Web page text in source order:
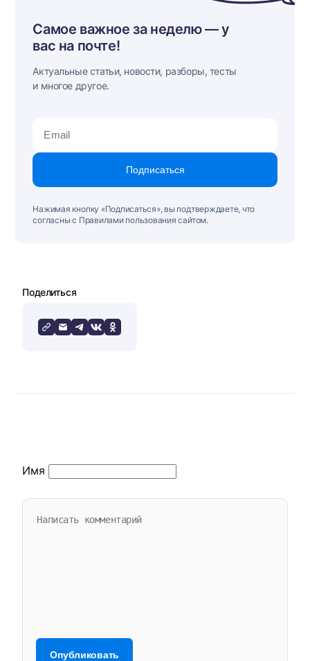
Самое важное за неделю — у
вас на почте!
Актуальные статьи, новости, разборы, тесты
и многое другое.
Подписаться
Нажимая кнопку «Подписаться», вы подтверждаете, что
согласны с Правилами пользования сайтом.
Поделиться
Имя